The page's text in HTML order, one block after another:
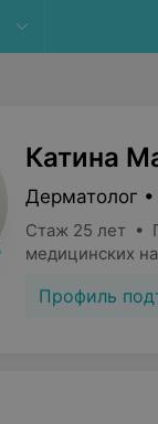
Катина
Дерматолог
Стаж 25 лет •
медицинских
Профиль